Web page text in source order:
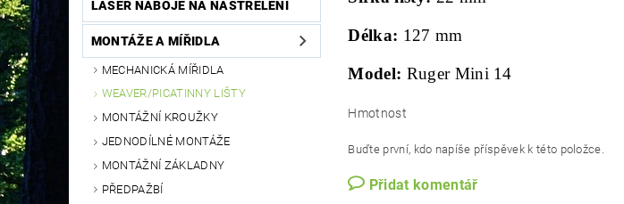
LASER NÁBOJE NA NASTŘELENÍ
MONTÁŽE A MÍŘIDLA
MECHANICKÁ MÍŘIDLA
WEAVER/PICATINNY LIŠTY
MONTÁŽNÍ KROUŽKY
JEDNODÍLNÉ MONTÁŽE
MONTÁŽNÍ ZÁKLADNY
PŘEDPAŽBÍ
Délka: 127 mm
Model: Ruger Mini 14
Hmotnost
Buďte první, kdo napíše příspěvek k této položce.
Přidat komentář